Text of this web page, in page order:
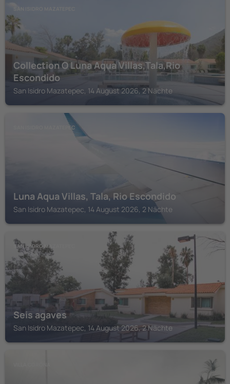
Collection O Luna Aqua Villas,Tala,Rio
Escondido
San Isidro Mazatepec, 14 August 2026, 2 Nächte
SAN ISIDRO MAZATEPEC
Luna Aqua Villas, Tala, Rio Escondido
San Isidro Mazatepec, 14 August 2026, 2 Nächte
SAN ISIDRO MAZATEPEC
Seis agaves
San Isidro Mazatepec, 14 August 2026, 2 Nächte